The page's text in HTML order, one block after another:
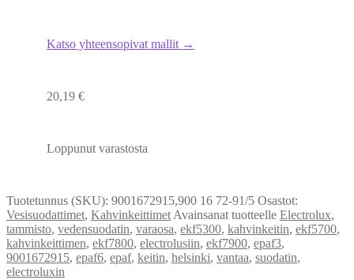
Katso yhteensopivat mallit →
20,19€
Loppunut varastosta
Tuotetunnus (SKU): 9001672915,900 16 72-91/5 Osastot:
Vesisuodattimet, KahvinkeittimetAvainsanat tuotteelle Electrolux,
tammisto, vedensuodatin, varaosa, ekf5300, kahvinkeitin, ekf5700,
kahvinkeittimen, ekf7800, electrolusiin, ekf7900, epaf3,
9001672915, epaf6, epaf, keitin, helsinki, vantaa, suodatin,
electroluxin